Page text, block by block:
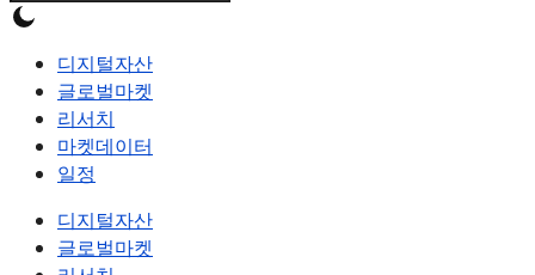
디지털자산
글로벌마켓
리서치
마켓데이터
일정
디지털자산
글로벌마켓